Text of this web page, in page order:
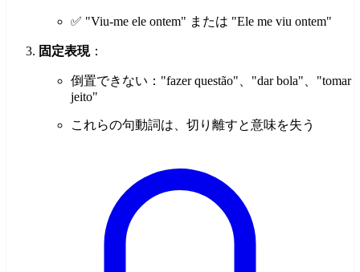
✅ "Viu-me ele ontem" または "Ele me viu ontem"
固定表現：
倒置できない："fazer questão"、"dar bola"、"tomar
jeito"
これらの句動詞は、切り離すと意味を失う